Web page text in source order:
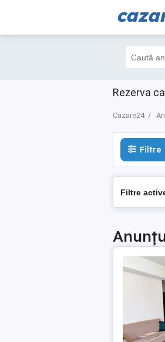
Rezerva
Cazare24
Filtre
Filtre
Filtre